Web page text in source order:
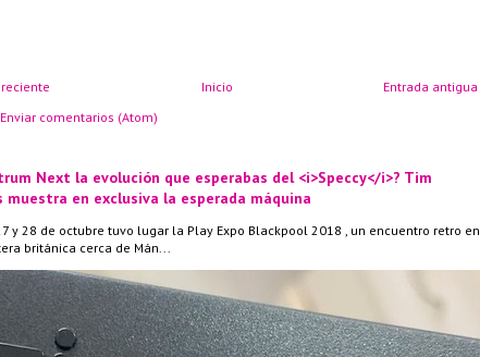
Entrada antigua
Inicio
Enviar comentarios (Atom)
Next la evolución que esperabas del <i>Speccy</i>? Tim
muestra en exclusiva la esperada máquina
y 28 de octubre tuvo lugar la Play Expo Blackpool 2018 , un encuentro retro en
británica cerca de Mán...